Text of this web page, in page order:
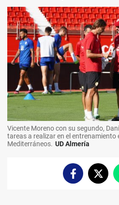
Vicente Moreno con su segundo,
tareas a realizar en el entrenamiento
Mediterráneos. UD Almería
Facebook